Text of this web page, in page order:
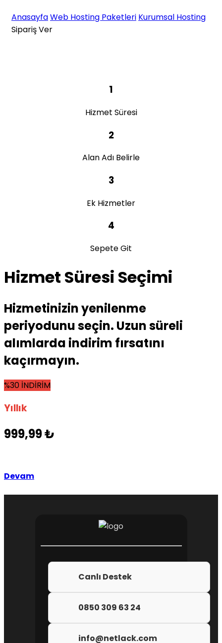
AnasayfaWeb Hosting Paketleri Kurumsal Hosting
Sipariş Ver
1
Hizmet Süresi
2
Alan Adı Belirle
3
Ek Hizmetler
4
Sepete Git
Hizmet Süresi Seçimi
Hizmetinizin yenilenme
periyodunu seçin. Uzun süreli
alımlarda indirim fırsatını
kaçırmayın.
%30 İNDİRİM
Yıllık
999,99 ₺
Devam
Canlı Destek
0850 309 63 24
info@netlack.com